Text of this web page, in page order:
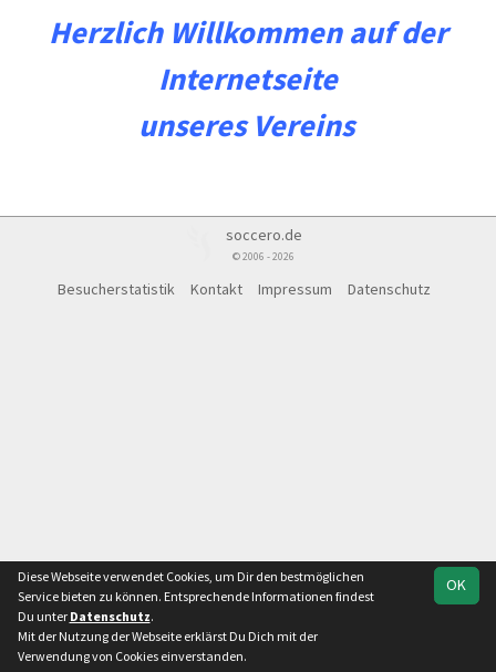
Herzlich Willkommen auf der
Internetseite
unseres Vereins
soccero.de
© 2006 - 2026
Besucherstatistik Kontakt Impressum Datenschutz
OK
Diese Webseite verwendet Cookies, um Dir den bestmöglichen
Service bieten zu können. Entsprechende Informationen findest
Du unter Datenschutz.
Mit der Nutzung der Webseite erklärst Du Dich mit der
Verwendung von Cookies einverstanden.